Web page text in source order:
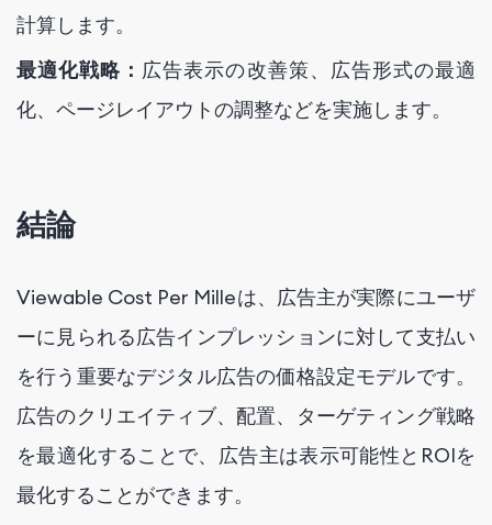
計算します。
最適化戦略： 広告表示の改善策、広告形式の最適
化、ページレイアウトの調整などを実施します。
結論
Viewable Cost Per Milleは、広告主が実際にユーザ
ーに見られる広告インプレッションに対して支払い
を行う重要なデジタル広告の価格設定モデルです。
広告のクリエイティブ、配置、ターゲティング戦略
を最適化することで、広告主は表示可能性とROIを
最化することができます。